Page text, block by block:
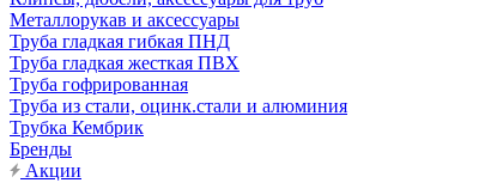
Металлорукав и аксессуары
Труба гладкая гибкая ПНД
Труба гладкая жесткая ПВХ
Труба гофрированная
Труба из стали, оцинк.стали и алюминия
Трубка Кембрик
Бренды
Акции